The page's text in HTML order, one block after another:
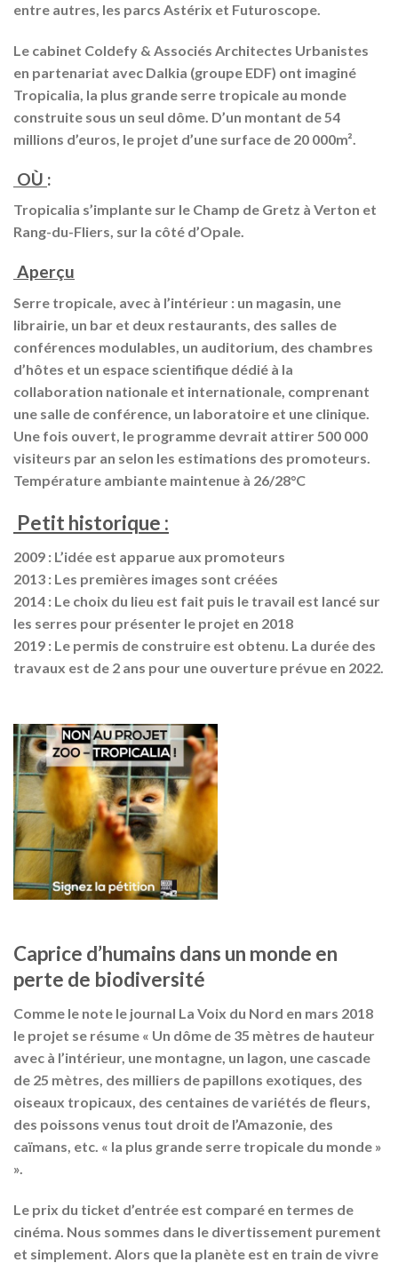
entre autres, les parcs Astérix et Futuroscope.
Le cabinet Coldefy & Associés Architectes Urbanistes
en partenariat avec Dalkia (groupe EDF) ont imaginé
Tropicalia, la plus grande serre tropicale au monde
construite sous un seul dôme. D’un montant de 54
millions d’euros, le projet d’une surface de 20 000m².
OÙ :
Tropicalia s’implante sur le Champ de Gretz à Verton et
Rang-du-Fliers, sur la côté d’Opale.
Aperçu
Serre tropicale, avec à l’intérieur : un magasin, une
librairie, un bar et deux restaurants, des salles de
conférences modulables, un auditorium, des chambres
d’hôtes et un espace scientifique dédié à la
collaboration nationale et internationale, comprenant
une salle de conférence, un laboratoire et une clinique.
Une fois ouvert, le programme devrait attirer 500 000
visiteurs par an selon les estimations des promoteurs.
Température ambiante maintenue à 26/28°C
Petit historique :
2009 : L’idée est apparue aux promoteurs
2013 : Les premières images sont créées
2014 : Le choix du lieu est fait puis le travail est lancé sur
les serres pour présenter le projet en 2018
2019 : Le permis de construire est obtenu. La durée des
travaux est de 2 ans pour une ouverture prévue en 2022.
Caprice d’humains dans un monde en
perte de biodiversité
Comme le note le journal La Voix du Nord en mars 2018
le projet se résume « Un dôme de 35 mètres de hauteur
avec à l’intérieur, une montagne, un lagon, une cascade
de 25 mètres, des milliers de papillons exotiques, des
oiseaux tropicaux, des centaines de variétés de fleurs,
des poissons venus tout droit de l’Amazonie, des
caïmans, etc. « la plus grande serre tropicale du monde »
».
Le prix du ticket d’entrée est comparé en termes de
cinéma. Nous sommes dans le divertissement purement
et simplement. Alors que la planète est en train de vivre